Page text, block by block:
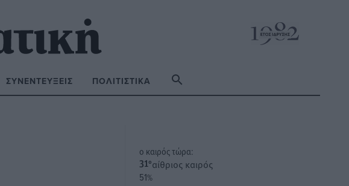
ΣΥΝΕΝΤΕΎΞΕΙΣ ΠΟΛΙΤΙΣΤΙΚΆ
o καιρός τώρα:
31°αίθριος καιρός
51%